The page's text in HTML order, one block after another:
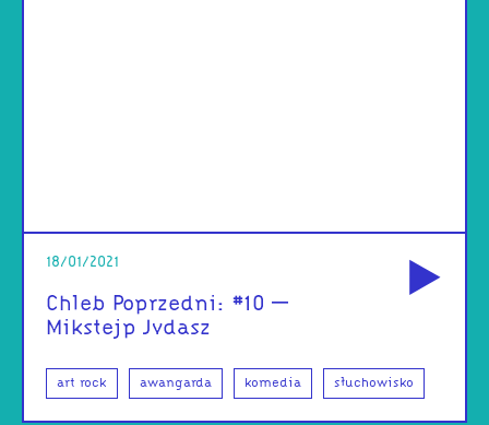
18/01/2021
Chleb Poprzedni: #10 –
Mikstejp Jvdasz
art rock awangarda komedia słuchowisko